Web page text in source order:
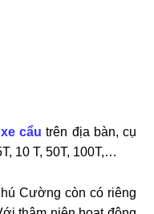
cẩu trên địa bàn, cụ
10 T, 50T, 100T,…
Cường còn có riêng